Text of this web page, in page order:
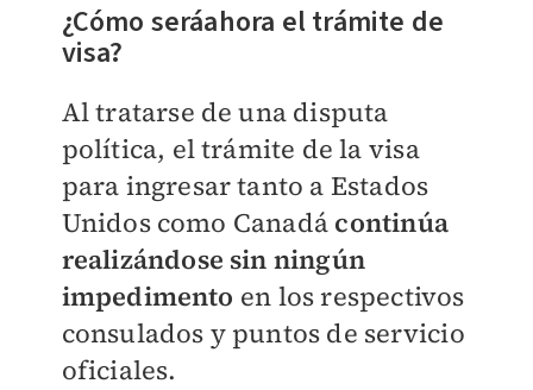
¿Cómo seráahora el trámite de
visa?
Al tratarse de una disputa
política, el trámite de la visa
para ingresar tanto a Estados
Unidos como Canadá continúa
realizándose sin ningún
impedimento en los respectivos
consulados y puntos de servicio
oficiales.